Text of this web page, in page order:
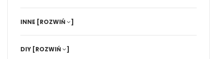
INNE [ROZWIŃ ]
DIY [ROZWIŃ ]